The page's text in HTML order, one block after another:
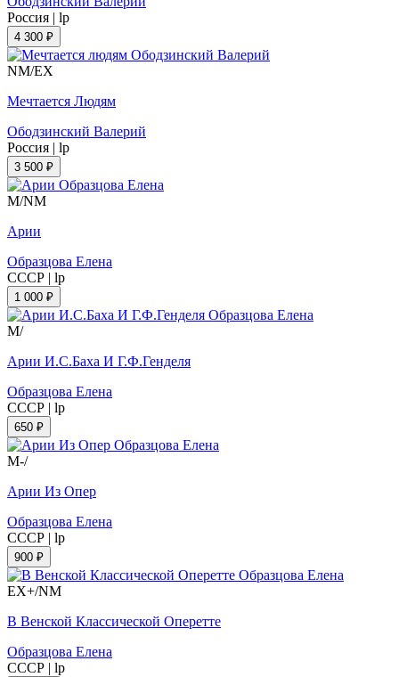
Россия | lp
4 300 ₽
NM/EX
Мечтается Людям
Ободзинский Валерий
Россия | lp
3 500 ₽
M/NM
Арии
Образцова Елена
СССР | lp
1 000 ₽
M/
Арии И.С.Баха И Г.Ф.Генделя
Образцова Елена
СССР | lp
650 ₽
M-/
Арии Из Опер
Образцова Елена
СССР | lp
900 ₽
EX+/NM
В Венской Классической Оперетте
Образцова Елена
СССР | lp